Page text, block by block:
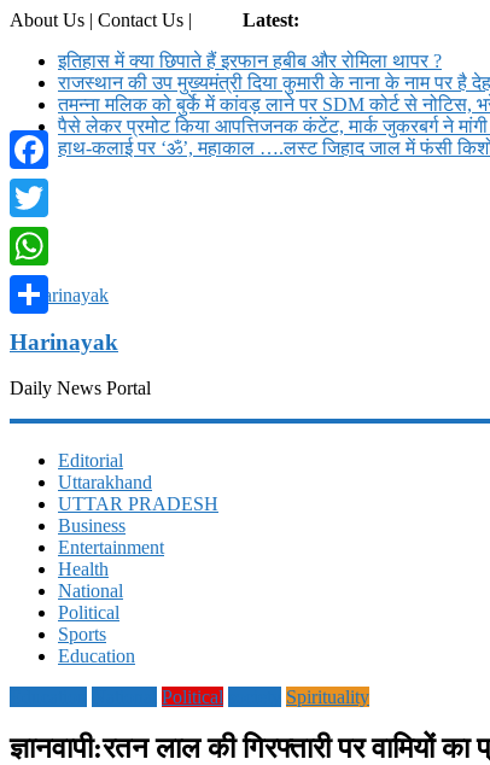
About Us | Contact Us |
Latest:
इतिहास में क्या छिपाते हैं इरफान हबीब और रोमिला थापर ?
राजस्थान की उप मुख्यमंत्री दिया कुमारी के नाना के नाम पर है
तमन्ना मलिक को बुर्के में कांवड़ लाने पर SDM कोर्ट से नोट‍िस,
पैसे लेकर प्रमोट क‍िया आपत्तिजनक कंटेंट, मार्क जुकरबर्ग ने मांगी
हाथ-कलाई पर ‘ॐ’, महाकाल ….लस्ट जिहाद जाल में फंसी
Harinayak
Daily News Portal
Editorial
Uttarakhand
UTTAR PRADESH
Business
Entertainment
Health
National
Political
Sports
Education
Political Spirituality
ज्ञानवापी:रतन लाल की गिरफ्तारी पर वामियों का
Facebook
Twitter
WhatsApp
Share